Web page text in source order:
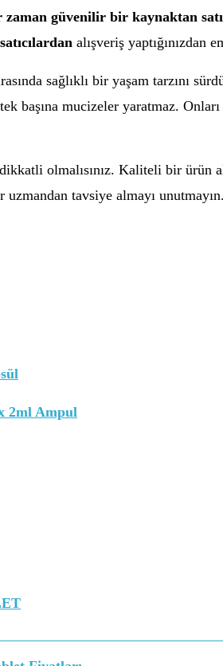
zaman güvenilir bir kaynaktan
alışveriş yaptığınızdan
sağlıklı bir yaşam tarzını
başına mucizeler yaratmaz.
olmalısınız. Kaliteli bir ürün
tavsiye almayı
2ml Ampul